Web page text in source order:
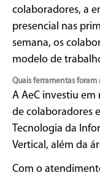
colaboradores, a
presencial nas
semana, os
modelo de
Quais ferramentas foram
A AeC investiu
de colaboradores
Tecnologia da
Vertical, além da
Com o